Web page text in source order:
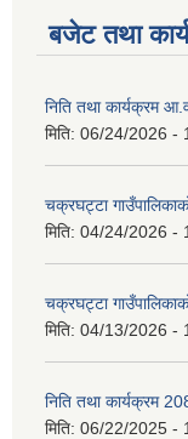
बजेट तथा
निति तथा कार्यक्रम
मिति: 06/24/2026 -
चक्रघट्टा
मिति: 04/24/2026 -
चक्रघट्टा
मिति: 04/13/2026 -
निति तथा कार्यक्रम
मिति: 06/22/2025 -